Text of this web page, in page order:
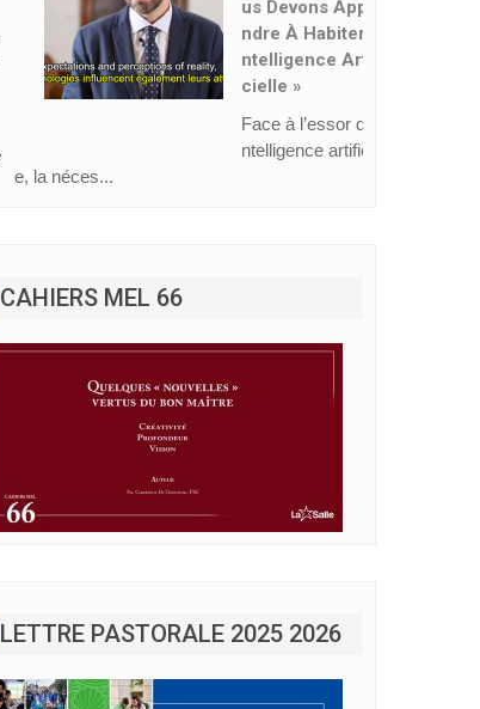
Ntelligence Artifi
Cielle »
Face à l’essor de l’i
ntelligence artificiell